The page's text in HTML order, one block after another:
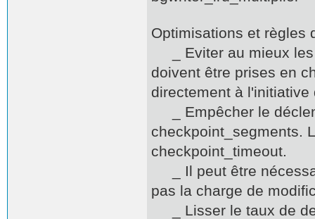
Optimisations et règles
_ Eviter au mieux les
doivent être prises en
directement à l'initiative
_ Empêcher le
checkpoint_segments.
checkpoint_timeout.
_ Il peut être
pas la charge de
_ Lisser le taux de